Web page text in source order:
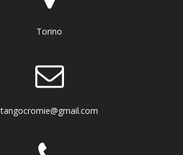
Torino
tangocromie@gmail.com